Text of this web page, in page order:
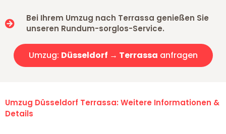
Bei Ihrem Umzug nach Terrassa genießen Sie
unseren Rundum-sorglos-Service.
Umzug: Düsseldorf → Terrassa anfragen
Umzug Düsseldorf Terrassa: Weitere Informationen &
Details